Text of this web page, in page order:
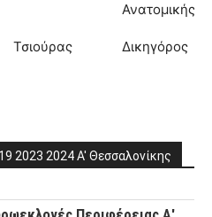
Ανατομικής
Τσιούρας Δικηγόρος
2023 2024 Α' Θεσσαλονίκης